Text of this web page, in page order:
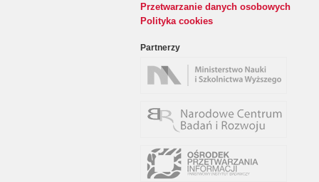
Przetwarzanie danych osobowych
Polityka cookies
Partnerzy